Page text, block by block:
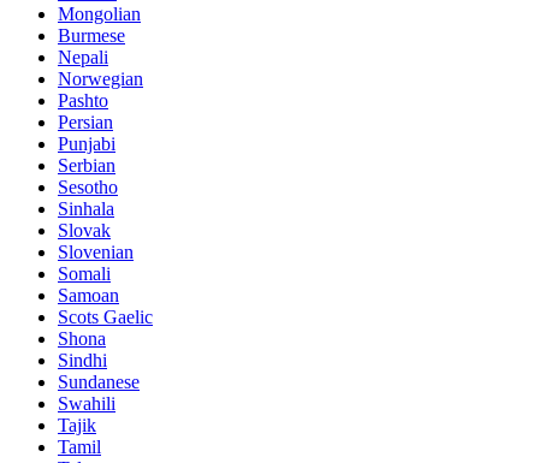
Mongolian
Burmese
Nepali
Norwegian
Pashto
Persian
Punjabi
Serbian
Sesotho
Sinhala
Slovak
Slovenian
Somali
Samoan
Scots Gaelic
Shona
Sindhi
Sundanese
Swahili
Tajik
Tamil